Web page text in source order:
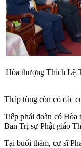
Hòa thượng Thích Lệ
Tháp tùng còn có các
Tiếp phái đoàn có
Ban Trị sự Phật giáo
Tại buổi thăm, cư sĩ